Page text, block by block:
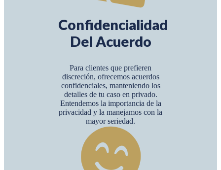
Confidencialidad
Del Acuerdo
Para clientes que prefieren
discreción, ofrecemos acuerdos
confidenciales, manteniendo los
detalles de tu caso en privado.
Entendemos la importancia de la
privacidad y la manejamos con la
mayor seriedad.